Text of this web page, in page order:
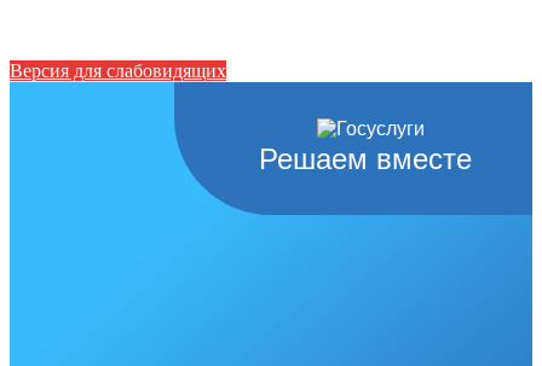
Версия для слабовидящих
Решаем вместе